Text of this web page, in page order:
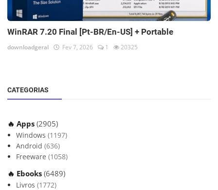
WinRAR 7.20 Final [Pt-BR/En-US] + Portable
downloadgeral Fev 7, 2026 1 20325
CATEGORIAS
🔥 Apps (2905)
Windows (1197)
Android (636)
Freeware (1058)
🔥 Ebooks (6489)
Livros (1772)